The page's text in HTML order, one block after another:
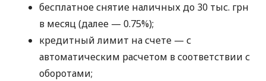
бесплатное снятие наличных до 30 тыс. грн
в месяц (далее — 0.75%);
кредитный лимит на счете — с
автоматическим расчетом в соответствии с
оборотами;